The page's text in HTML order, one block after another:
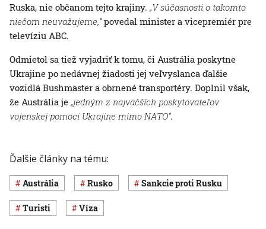
Ruska, nie občanom tejto krajiny. „V súčasnosti o takomto
niečom neuvažujeme,“povedal minister a vicepremiér pre
televíziu ABC.
Odmietol sa tiež vyjadriť k tomu, či Austrália poskytne
Ukrajine po nedávnej žiadosti jej veľvyslanca ďalšie
vozidlá Bushmaster a obrnené transportéry. Doplnil však,
že Austrália je „jedným z najväčších poskytovateľov
vojenskej pomoci Ukrajine mimo NATO“.
Ďalšie články na tému:
Austrália Rusko sankcie proti Rusku
turisti víza